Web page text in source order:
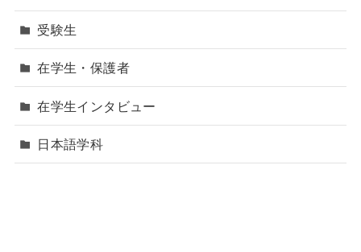
受験生
在学生・保護者
在学生インタビュー
日本語学科